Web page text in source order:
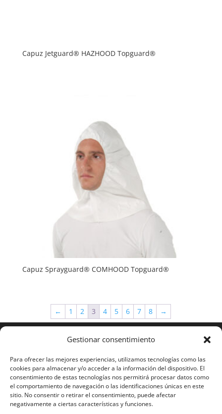
Gestionar consentimiento
Para ofrecer las mejores experiencias, utilizamos tecnologías como las
cookies para almacenar y/o acceder a la información del dispositivo. El
consentimiento de estas tecnologías nos permitirá procesar datos como
el comportamiento de navegación o las identificaciones únicas en este
sitio. No consentir o retirar el consentimiento, puede afectar
negativamente a ciertas características y funciones.
Capuz Jetguard® HAZHOOD Topguard®
Capuz Sprayguard® COMHOOD Topguard®
← 1 2 3 4 5 6 7 8 →